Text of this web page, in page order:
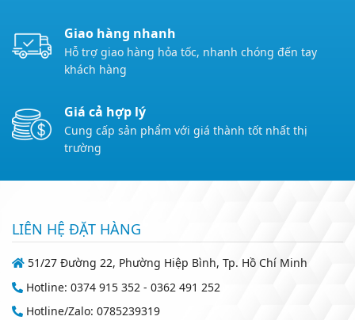
Giao hàng nhanh
Hỗ trợ giao hàng hỏa tốc, nhanh chóng đến tay
khách hàng
Giá cả hợp lý
Cung cấp sản phẩm với giá thành tốt nhất thị
trường
LIÊN HỆ ĐẶT HÀNG
51/27 Đường 22, Phường Hiệp Bình, Tp. Hồ Chí Minh
Hotline: 0374 915 352 - 0362 491 252
Hotline/Zalo: 0785239319